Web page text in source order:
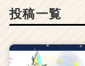
投稿一覧